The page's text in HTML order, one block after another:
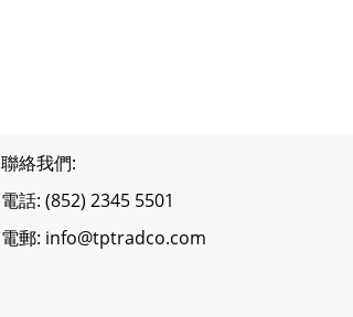
聯絡我們:
電話: (852) 2345 5501
電郵: info@tptradco.com